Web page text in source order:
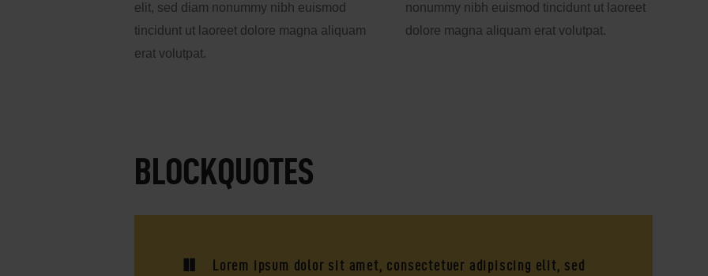
elit, sed diam nonummy nibh euismod
tincidunt ut laoreet dolore magna aliquam
erat volutpat.
nonummy nibh euismod tincidunt ut laoreet
dolore magna aliquam erat volutpat.
BLOCKQUOTES
Lorem ipsum dolor sit amet, consectetuer adipiscing elit, sed